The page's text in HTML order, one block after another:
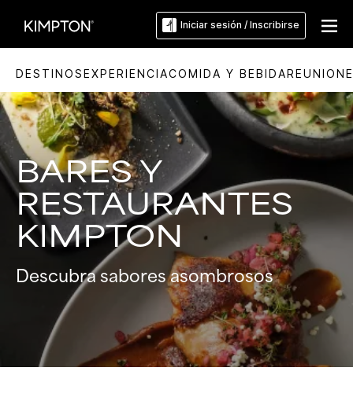
Iniciar sesión / Inscribirse
DESTINOSEXPERIENCIACOMIDA Y BEBIDA
BARES Y
RESTAURANTES
KIMPTON
Descubra sabores asombrosos